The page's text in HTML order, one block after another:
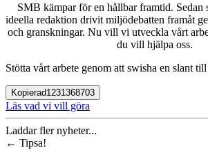
SMB kämpar för en hållbar framtid. Sedan
ideella redaktion drivit miljödebatten framåt
och granskningar. Nu vill vi utveckla vårt
du vill hjälpa oss.
Stötta vårt arbete genom att swisha en slant till
Kopierad1231368703
Läs vad vi vill göra
Laddar fler nyheter...
← Tipsa!